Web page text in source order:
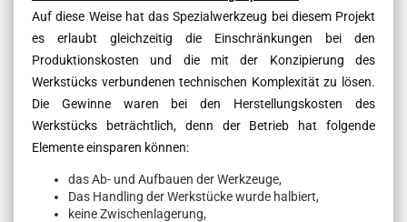
Auf diese Weise hat das Spezialwerkzeug bei diesem Projekt
es erlaubt gleichzeitig die Einschränkungen bei den
Produktionskosten und die mit der Konzipierung des
Werkstücks verbundenen technischen Komplexität zu lösen.
Die Gewinne waren bei den Herstellungskosten des
Werkstücks beträchtlich, denn der Betrieb hat folgende
Elemente einsparen können:
das Ab- und Aufbauen der Werkzeuge,
Das Handling der Werkstücke wurde halbiert,
keine Zwischenlagerung,